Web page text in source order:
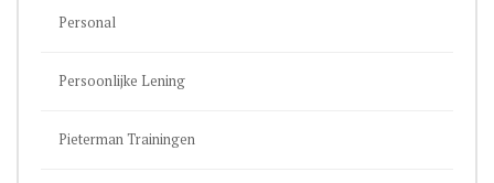
Personal
Persoonlijke Lening
Pieterman Trainingen